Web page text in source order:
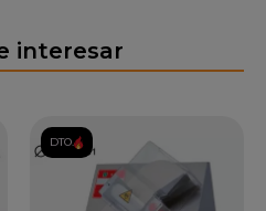
interesar
DTO.